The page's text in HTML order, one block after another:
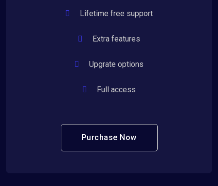
Lifetime free support
Extra features
Upgrate options
Full access
Purchase Now